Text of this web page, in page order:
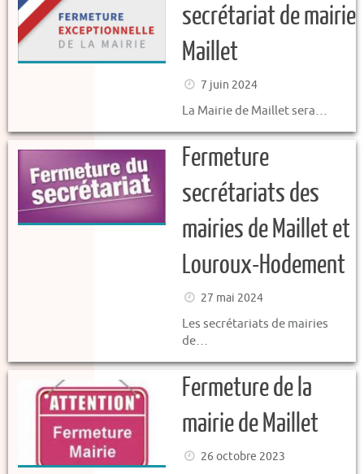
secrétariat de mairie
Maillet
7 juin 2024
La Mairie de Maillet sera…
Fermeture
secrétariats des
mairies de Maillet et
Louroux-Hodement
27 mai 2024
Les secrétariats de mairies
de…
Fermeture de la
mairie de Maillet
26 octobre 2023